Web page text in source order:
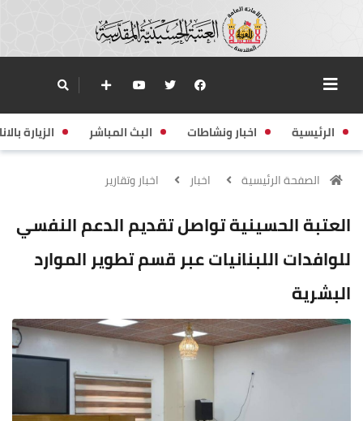
الرئيسية اخبار ونشاطات البث المباشر الزيارة
الصفحة الرئيسية اخبار اخبار وتقارير
العتبة الحسينية تواصل تقديم الدعم النفسي
للوافدات اللبنانيات عبر قسم تطوير الموارد
البشرية